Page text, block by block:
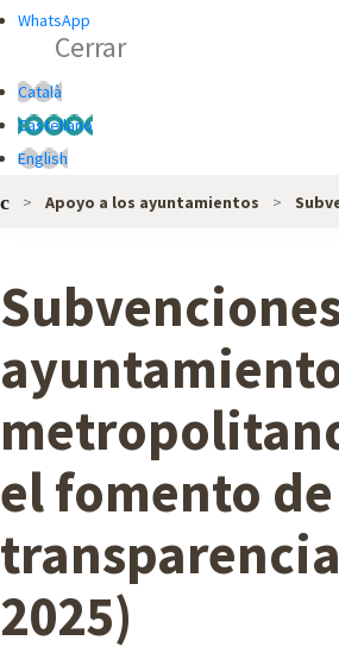
L
O
B
A
E
A
WhatsApp
Cerrar
Català
Castellano
English
Apoyo a los ayuntamientos
el fomento
2025)